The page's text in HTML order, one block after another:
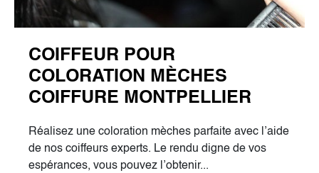
COIFFEUR POUR
COLORATION MÈCHES
COIFFURE MONTPELLIER
Réalisez une coloration mèches parfaite avec l’aide
de nos coiffeurs experts. Le rendu digne de vos
espérances, vous pouvez l’obtenir...